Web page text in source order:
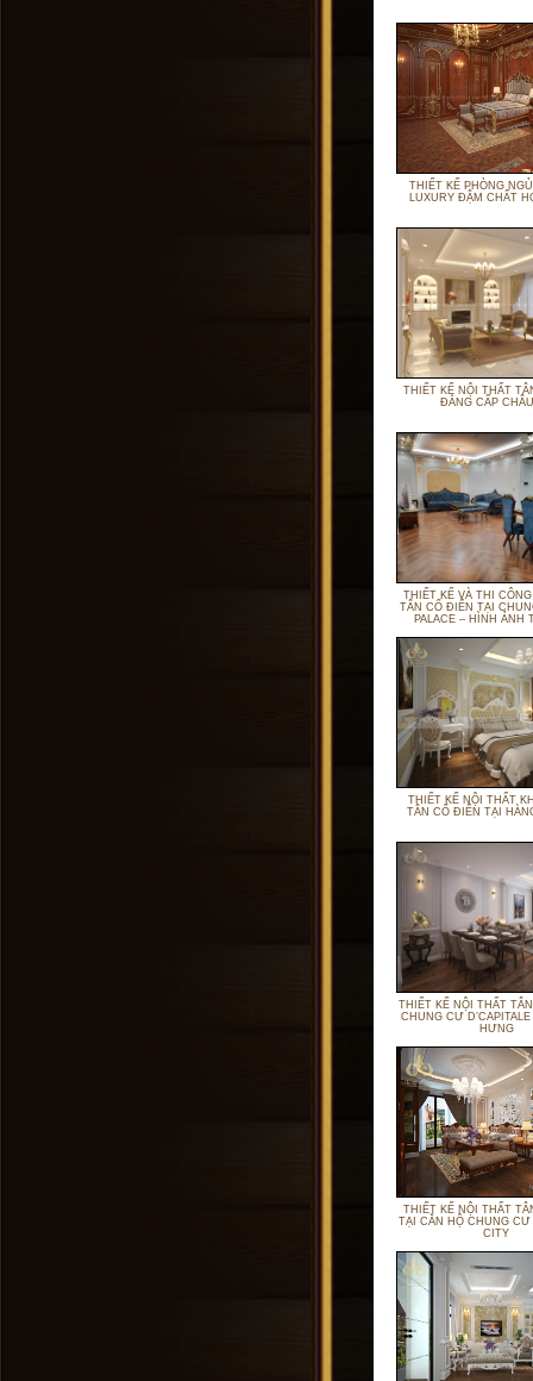
THIẾT KẾ PHÒNG
LUXURY ĐẬM CHẤT
THIẾT KẾ NỘI THẤT
ĐẲNG CẤP
THIẾT KẾ VÀ THI
TÂN CỔ ĐIỂN TẠI
PALACE – HÌNH ẢNH
THIẾT KẾ NỘI THẤT
TÂN CỔ ĐIỂN TẠI
THIẾT KẾ NỘI THẤT
CHUNG CƯ
HƯNG
THIẾT KẾ NỘI THẤT
TẠI CĂN HỘ CHUNG CƯ
CITY